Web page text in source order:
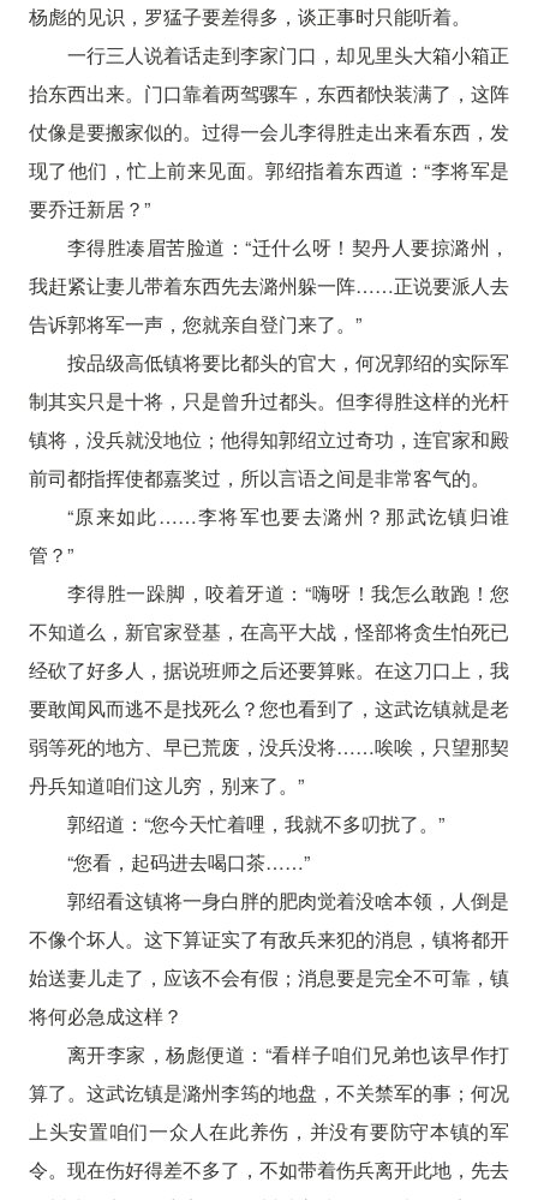
杨彪的见识，罗猛子要差得多，谈正事时只能听着。
一行三人说着话走到李家门口，却见里头大箱小箱正
抬东西出来。门口靠着两驾骡车，东西都快装满了，这阵
仗像是要搬家似的。过得一会儿李得胜走出来看东西，发
现了他们，忙上前来见面。郭绍指着东西道：“李将军是
要乔迁新居？”
李得胜凑眉苦脸道：“迁什么呀！契丹人要掠潞州，
我赶紧让妻儿带着东西先去潞州躲一阵……正说要派人去
告诉郭将军一声，您就亲自登门来了。”
按品级高低镇将要比都头的官大，何况郭绍的实际军
制其实只是十将，只是曾升过都头。但李得胜这样的光杆
镇将，没兵就没地位；他得知郭绍立过奇功，连官家和殿
前司都指挥使都嘉奖过，所以言语之间是非常客气的。
“原来如此……李将军也要去潞州？那武讫镇归谁
管？”
李得胜一跺脚，咬着牙道：“嗨呀！我怎么敢跑！您
不知道么，新官家登基，在高平大战，怪部将贪生怕死已
经砍了好多人，据说班师之后还要算账。在这刀口上，我
要敢闻风而逃不是找死么？您也看到了，这武讫镇就是老
弱等死的地方、早已荒废，没兵没将……唉唉，只望那契
丹兵知道咱们这儿穷，别来了。”
郭绍道：“您今天忙着哩，我就不多叨扰了。”
“您看，起码进去喝口茶……”
郭绍看这镇将一身白胖的肥肉觉着没啥本领，人倒是
不像个坏人。这下算证实了有敌兵来犯的消息，镇将都开
始送妻儿走了，应该不会有假；消息要是完全不可靠，镇
将何必急成这样？
离开李家，杨彪便道：“看样子咱们兄弟也该早作打
算了。这武讫镇是潞州李筠的地盘，不关禁军的事；何况
上头安置咱们一众人在此养伤，并没有要防守本镇的军
令。现在伤好得差不多了，不如带着伤兵离开此地，先去